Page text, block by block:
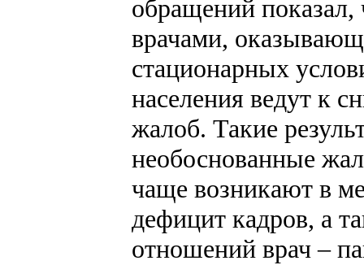
обращений показал,
врачами,
стационарных
населения ведут к
жалоб. Такие
необоснованные
чаще возникают в
дефицит кадров, а
отношений врач –